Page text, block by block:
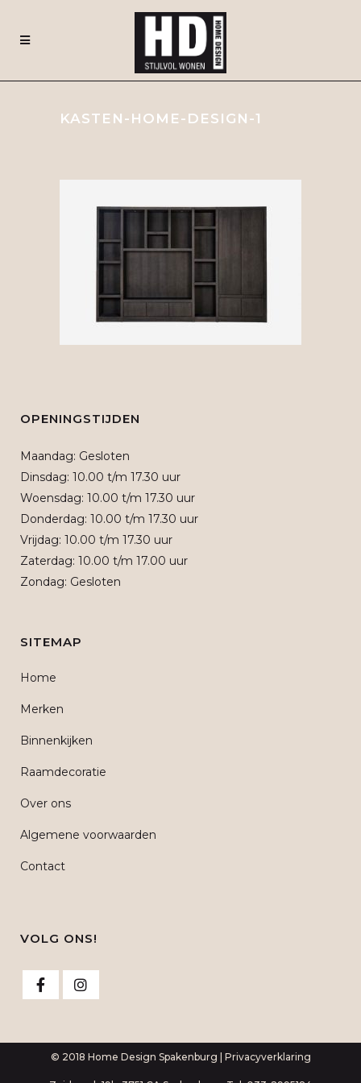
KASTEN-HOME-DESIGN-1
OPENINGSTIJDEN
Maandag: Gesloten
Dinsdag: 10.00 t/m 17.30 uur
Woensdag: 10.00 t/m 17.30 uur
Donderdag: 10.00 t/m 17.30 uur
Vrijdag: 10.00 t/m 17.30 uur
Zaterdag: 10.00 t/m 17.00 uur
Zondag: Gesloten
SITEMAP
Home
Merken
Binnenkijken
Raamdecoratie
Over ons
Algemene voorwaarden
Contact
VOLG ONS!
© 2018 Home Design Spakenburg | Privacyverklaring